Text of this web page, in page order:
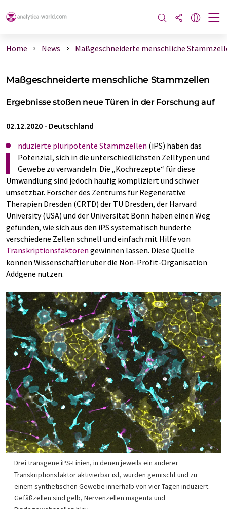
Home News Maßgeschneiderte menschliche
Maßgeschneiderte menschliche Stammzellen
Ergebnisse stoßen neue Türen in der Forschung auf
02.12.2020 - Deutschland
i nduzierte pluripotente Stammzellen (iPS) haben das
Potenzial, sich in die unterschiedlichsten Zelltypen und
Gewebe zu verwandeln. Die „Kochrezepte“ für diese
Umwandlung sind jedoch häufig kompliziert und schwer
umsetzbar. Forscher des Zentrums für Regenerative
Therapien Dresden (CRTD) der TU Dresden, der Harvard
University (USA) und der Universität Bonn haben einen Weg
gefunden, wie sich aus den iPS systematisch hunderte
verschiedene Zellen schnell und einfach mit Hilfe von
Transkriptionsfaktoren gewinnen lassen. Diese Quelle
können Wissenschaftler über die Non-Profit-Organisation
Addgene nutzen.
Drei transgene iPS-Linien, in denen jeweils ein anderer
Transkriptionsfaktor aktivierbar ist, wurden gemischt und zu
einem synthetischen Gewebe innerhalb von vier Tagen induziert.
Gefäßzellen sind gelb, Nervenzellen magenta und